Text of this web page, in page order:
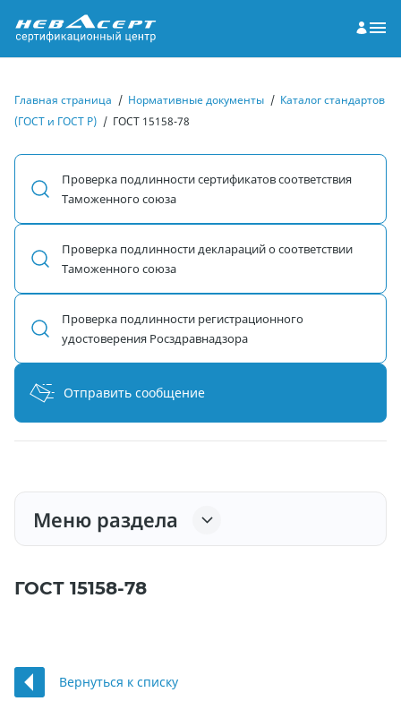
Главная страница / Нормативные документы / Каталог стандартов
(ГОСТ и ГОСТ Р) / ГОСТ 15158-78
Проверка подлинности сертификатов соответствия
Таможенного союза
Проверка подлинности деклараций о соответствии
Таможенного союза
Проверка подлинности регистрационного
удостоверения Росздравнадзора
Отправить сообщение
Меню раздела
ГОСТ 15158-78
Вернуться к списку